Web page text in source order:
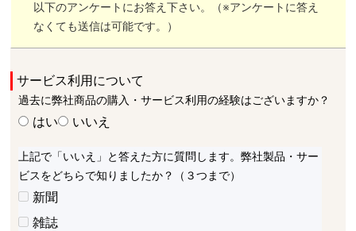
以下のアンケートにお答え下さい。（※アンケートに答え
なくても送信は可能です。）
サービス利用について
過去に弊社商品の購入・サービス利用の経験はございますか？
はい いいえ
上記で「いいえ」と答えた方に質問します。弊社製品・サー
ビスをどちらで知りましたか？（３つまで）
新聞
雑誌